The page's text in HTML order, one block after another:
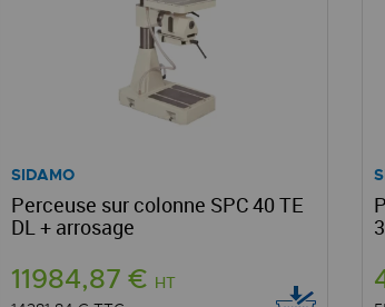
SIDAMO
Perceuse sur colonne SPC 40 TE
DL + arrosage
11984,87 € HT